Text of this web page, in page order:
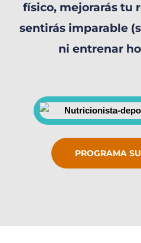
físico, mejorarás tu
sentirás imparable
ni entrenar
PROGRAMA